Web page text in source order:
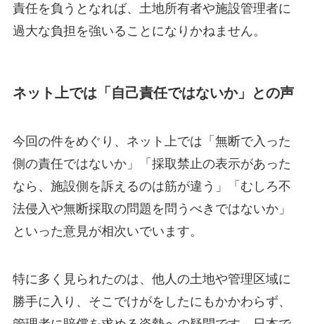
責任を負うとなれば、土地所有者や施設管理者に
過大な負担を強いることになりかねません。
ネット上では「自己責任ではないか」との声
今回の件をめぐり、ネット上では「無断で入った
側の責任ではないか」「採取禁止の表示があった
なら、施設側を訴えるのは筋が違う」「むしろ不
法侵入や無断採取の問題を問うべきではないか」
といった意見が相次いでいます。
特に多く見られたのは、他人の土地や管理区域に
勝手に入り、そこでけがをしたにもかかわらず、